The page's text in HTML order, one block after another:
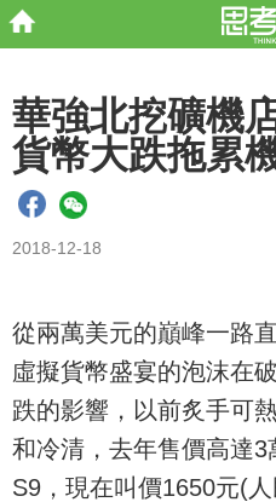
華強北挖礦機
貨幣大跌拖累
2018-12-18
從兩萬美元的巔峰一路
虛擬貨幣盛宴的泡沫在
跌的影響，以前炙手可
和冷清，去年售價高達
S9，現在叫價1650元(